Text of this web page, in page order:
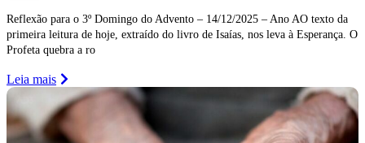
Reflexão para o 3º Domingo do Advento – 14/12/2025 – Ano AO texto da
primeira leitura de hoje, extraído do livro de Isaías, nos leva à Esperança. O
Profeta quebra a ro
Leia mais